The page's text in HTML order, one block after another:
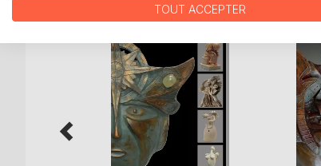
TOUT ACCEPTER